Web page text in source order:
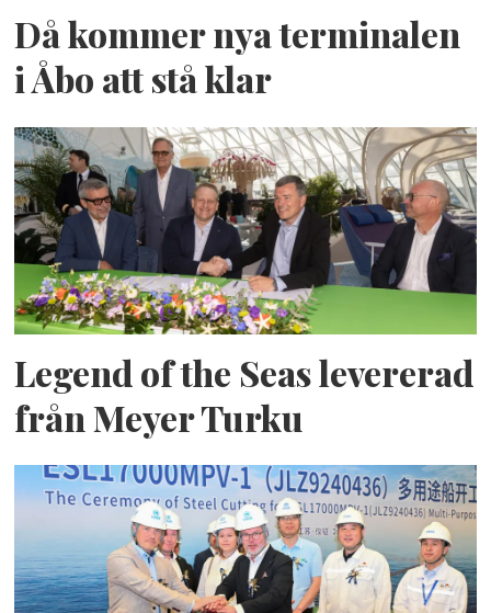
Då kommer nya terminalen
i Åbo att stå klar
Legend of the Seas levererad
från Meyer Turku